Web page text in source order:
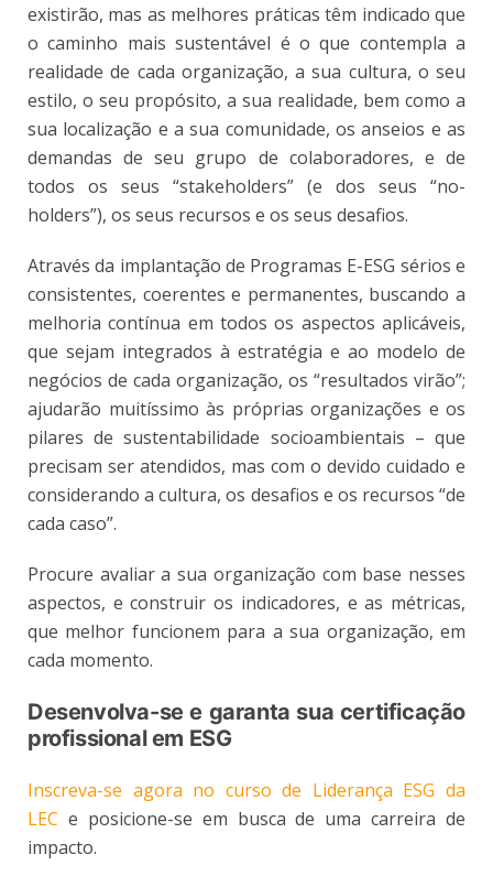
existirão, mas as melhores práticas têm indicado que
o caminho mais sustentável é o que contempla a
realidade de cada organização, a sua cultura, o seu
estilo, o seu propósito, a sua realidade, bem como a
sua localização e a sua comunidade, os anseios e as
demandas de seu grupo de colaboradores, e de
todos os seus “stakeholders” (e dos seus “no-
holders”), os seus recursos e os seus desafios.
Através da implantação de Programas E-ESG sérios e
consistentes, coerentes e permanentes, buscando a
melhoria contínua em todos os aspectos aplicáveis,
que sejam integrados à estratégia e ao modelo de
negócios de cada organização, os “resultados virão”;
ajudarão muitíssimo às próprias organizações e os
pilares de sustentabilidade socioambientais – que
precisam ser atendidos, mas com o devido cuidado e
considerando a cultura, os desafios e os recursos “de
cada caso”.
Procure avaliar a sua organização com base nesses
aspectos, e construir os indicadores, e as métricas,
que melhor funcionem para a sua organização, em
cada momento.
Desenvolva-se e garanta sua certificação
profissional em ESG
Inscreva-se agora no curso de Liderança ESG da
LEC e posicione-se em busca de uma carreira de
impacto.